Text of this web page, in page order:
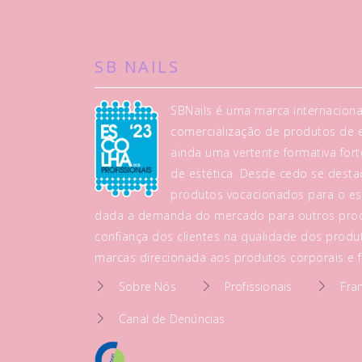
SB NAILS
SBNails é uma marca
comercialização de produtos de
ainda uma vertente formativa
de estética. Desde cedo se
produtos vocacionados para o
dada a demanda do mercado para outros
confiança dos clientes na qualidade dos
marcas direcionada aos produtos corporais e
Sobre Nós
Profissionais
Canal de Denúncias